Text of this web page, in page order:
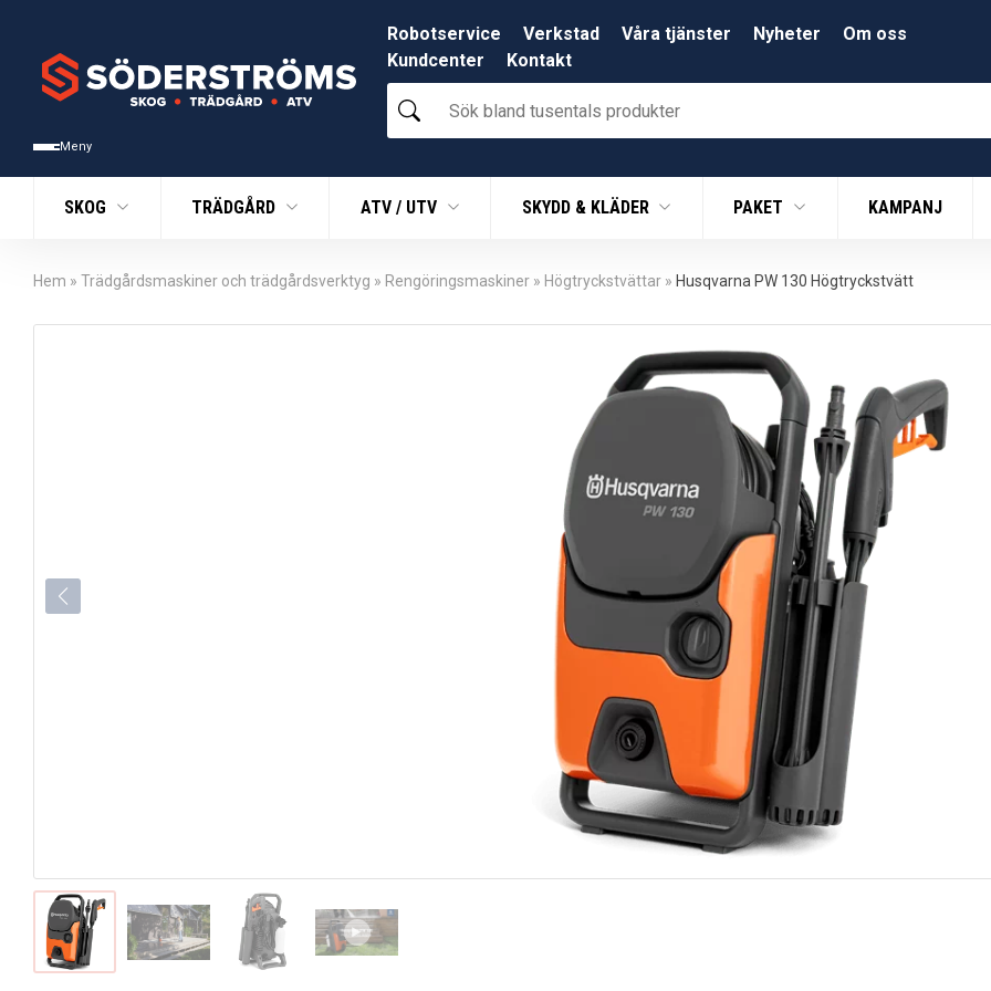
Meny
Robotservice Verkstad Våra tjänster Nyheter
Om oss
Kundcenter
Kontakt
Sök
bland
produkter
SKOG
TRÄDGÅRD ATV / UTV SKYDD & KLÄDER PAKET KAMPANJ
Hem » Trädgårdsmaskiner och trädgårdsverktyg » Rengöringsmaskiner » Högtryckstvättar » Husqvarna PW 130 Högtryckstvätt